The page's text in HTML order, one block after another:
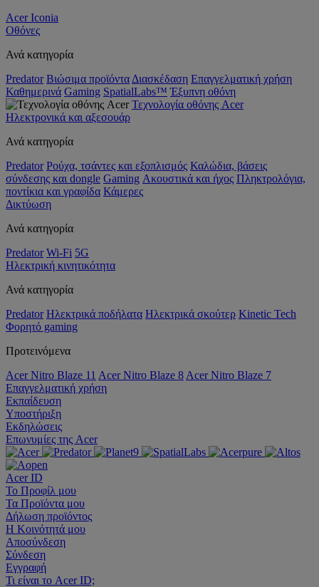
Acer Iconia
Οθόνες
Ανά κατηγορία
Predator Βιώσιμα προϊόντα Διασκέδαση Επαγγελματική χρήση
Καθημερινά Gaming SpatialLabs™ Έξυπνη οθόνη
Τεχνολογία οθόνης Acer
Ηλεκτρονικά και αξεσουάρ
Ανά κατηγορία
Predator Ρούχα, τσάντες και εξοπλισμός Καλώδια, βάσεις
σύνδεσης και dongle Gaming Ακουστικά και ήχος Πληκτρολόγια,
ποντίκια και γραφίδα Κάμερες
Δικτύωση
Ανά κατηγορία
Predator Wi-Fi 5G
Ηλεκτρική κινητικότητα
Ανά κατηγορία
Predator Ηλεκτρικά ποδήλατα Ηλεκτρικά σκούτερ Kinetic Tech
Φορητό gaming
Προτεινόμενα
Acer Nitro Blaze 11 Acer Nitro Blaze 8 Acer Nitro Blaze 7
Επαγγελματική χρήση
Εκπαίδευση
Υποστήριξη
Εκδηλώσεις
Επωνυμίες της Acer
Acer ID
Το Προφίλ μου
Τα Προϊόντα μου
Δήλωση προϊόντος
Η Κοινότητά μου
Αποσύνδεση
Σύνδεση
Εγγραφή
Τι είναι το Acer ID;